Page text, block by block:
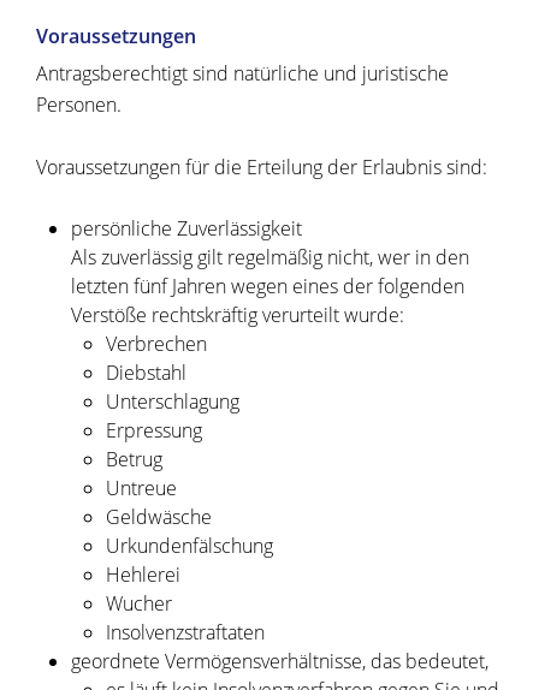
Voraussetzungen
Antragsberechtigt sind natürliche und juristische
Personen.
Voraussetzungen für die Erteilung der Erlaubnis sind:
persönliche Zuverlässigkeit
Als zuverlässig gilt regelmäßig nicht, wer in den
letzten fünf Jahren wegen eines der folgenden
Verstöße rechtskräftig verurteilt wurde:
Verbrechen
Diebstahl
Unterschlagung
Erpressung
Betrug
Untreue
Geldwäsche
Urkundenfälschung
Hehlerei
Wucher
Insolvenzstraftaten
geordnete Vermögensverhältnisse, das bedeutet,